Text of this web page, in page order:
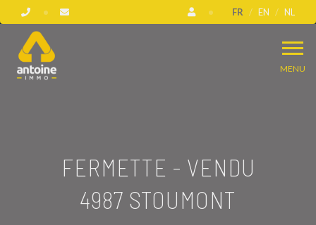
FR EN NL
MENU
FERMETTE - VENDU
4987 STOUMONT